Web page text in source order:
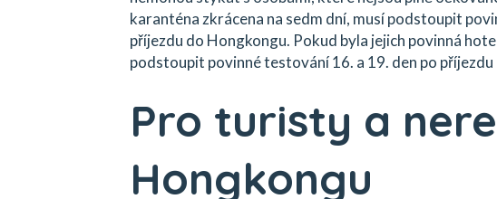
karanténa zkrácena na sedm dní, musí podstoupit
příjezdu do Hongkongu. Pokud byla jejich povinná
podstoupit povinné testování 16. a 19. den po
Pro turisty a
Hongkongu